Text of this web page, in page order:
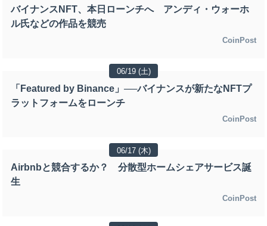
バイナンスNFT、本日ローンチへ アンディ・ウォーホ
ル氏などの作品を競売
CoinPost
06/19 (土)
「Featured by Binance」──バイナンスが新たなNFTプ
ラットフォームをローンチ
CoinPost
06/17 (木)
Airbnbと競合するか？ 分散型ホームシェアサービス誕
生
CoinPost